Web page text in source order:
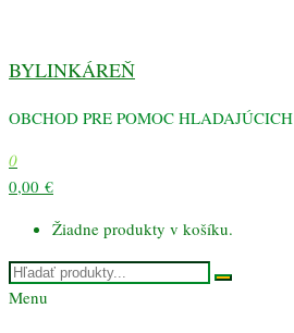
obsah
BYLINKÁREŇ
OBCHOD PRE POMOC HLADAJÚCICH
0
0,00 €
Žiadne produkty v košíku.
Menu